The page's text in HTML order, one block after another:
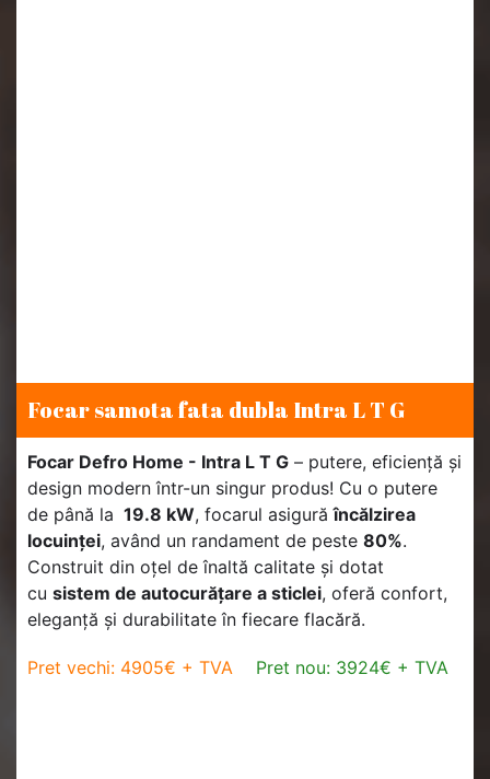
Focar samota fata dubla Intra L T G
Focar Defro Home - Intra L T G – putere, eficiență și
design modern într-un singur produs! Cu o putere
de până la 19.8 kW, focarul asigurăîncălzirea
locuinței, având un randament de peste 80%.
Construit din oțel de înaltă calitate și dotat
cu sistem de autocurățare a sticlei, oferă confort,
eleganță și durabilitate în fiecare flacără.
Pret vechi: 4905€ + TVA Pret nou: 3924€ + TVA